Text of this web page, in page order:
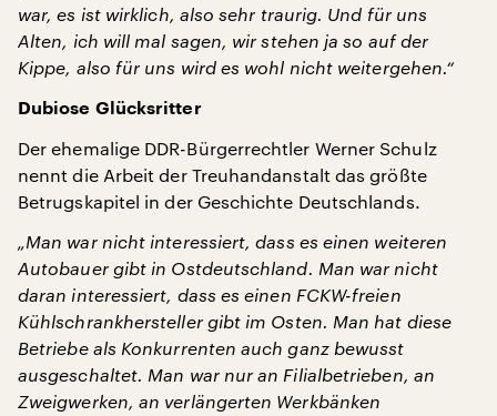
war, es ist wirklich, also sehr traurig. Und für uns
Alten, ich will mal sagen, wir stehen ja so auf der
Kippe, also für uns wird es wohl nicht weitergehen.“
Dubiose Glücksritter
Der ehemalige DDR-Bürgerrechtler Werner Schulz
nennt die Arbeit der Treuhandanstalt das größte
Betrugskapitel in der Geschichte Deutschlands.
„Man war nicht interessiert, dass es einen weiteren
Autobauer gibt in Ostdeutschland. Man war nicht
daran interessiert, dass es einen FCKW-freien
Kühlschrankhersteller gibt im Osten. Man hat diese
Betriebe als Konkurrenten auch ganz bewusst
ausgeschaltet. Man war nur an Filialbetrieben, an
Zweigwerken, an verlängerten Werkbänken